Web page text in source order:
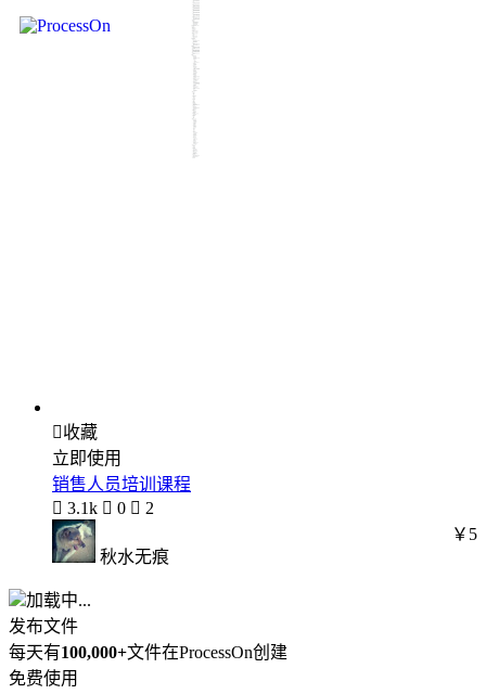
收藏
立即使用
销售人员培训课程
 3.1k  0  2
秋水无痕
￥5
加载中...
发布文件
每天有100,000+文件在ProcessOn创建
免费使用